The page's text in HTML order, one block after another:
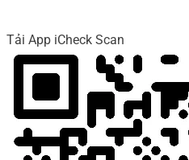
Tải App iCheck Scan